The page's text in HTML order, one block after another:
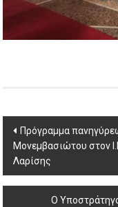
Post
navigation
Πρόγραμμα
Μονεμβασιώτου στον
Λαρίσης
Ο